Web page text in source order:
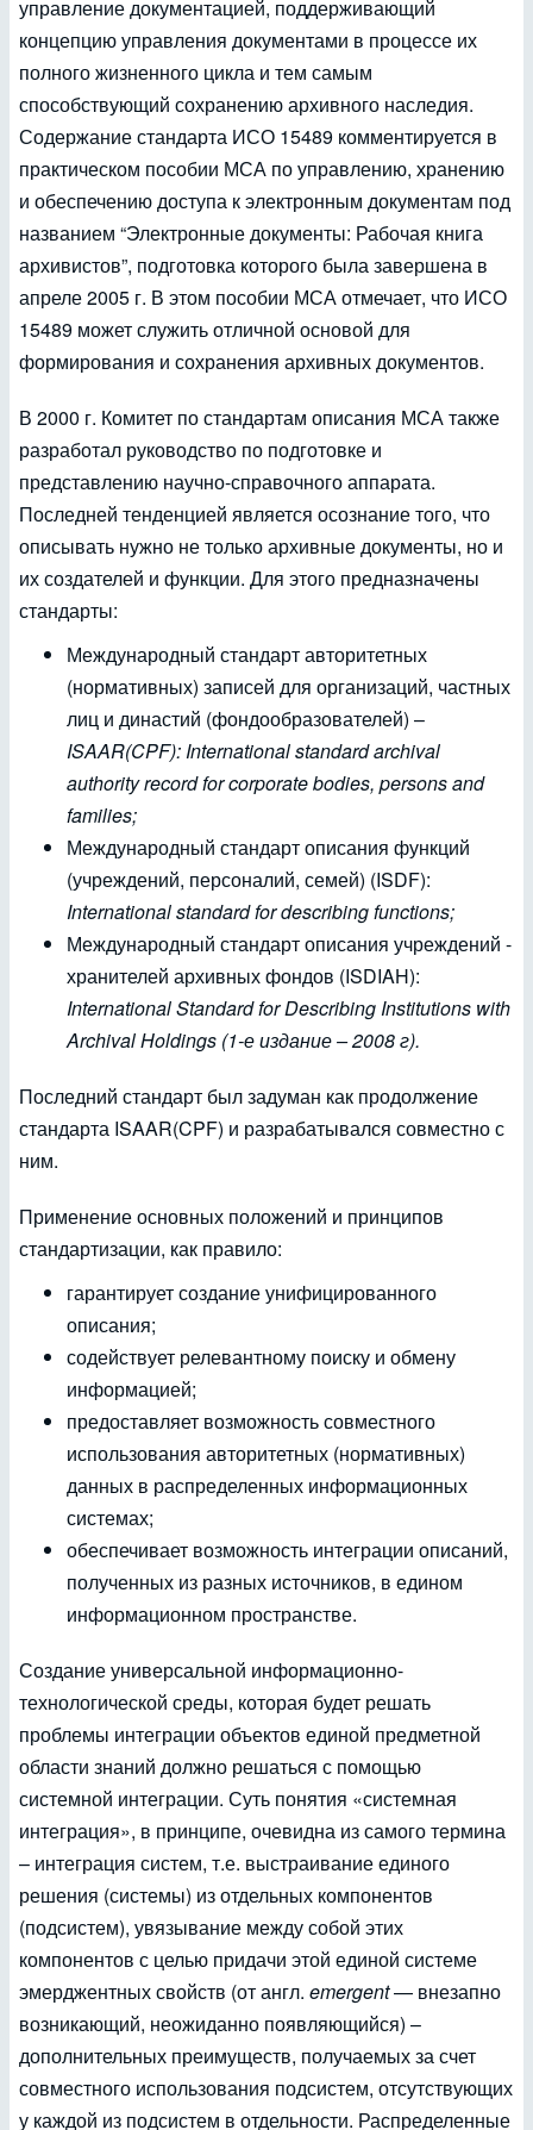
управление документацией, поддерживающий
концепцию управления документами в процессе их
полного жизненного цикла и тем самым
способствующий сохранению архивного наследия.
Содержание стандарта ИСО 15489 комментируется в
практическом пособии МСА по управлению, хранению
и обеспечению доступа к электронным документам под
названием “Электронные документы: Рабочая книга
архивистов”, подготовка которого была завершена в
апреле 2005 г. В этом пособии МСА отмечает, что ИСО
15489 может служить отличной основой для
формирования и сохранения архивных документов.
В 2000 г. Комитет по стандартам описания МСА также
разработал руководство по подготовке и
представлению научно-справочного аппарата.
Последней тенденцией является осознание того, что
описывать нужно не только архивные документы, но и
их создателей и функции. Для этого предназначены
стандарты:
Международный стандарт авторитетных
(нормативных) записей для организаций, частных
лиц и династий (фондообразователей) –
ISAAR(CPF): Internationalstandardarchival
authorityrecordforcorporatebodies, personsand
families;
Международный стандарт описания функций
(учреждений, персоналий, семей) (ISDF):
International standard fordescribingfunctions;
Международный стандарт описания учреждений -
хранителей архивных фондов (ISDIAH):
International Standard for Describing Institutions with
Archival Holdings (1-е издание – 2008 г).
Последний стандарт был задуман как продолжение
стандарта ISAAR(CPF) и разрабатывался совместно с
ним.
Применение основных положений и принципов
стандартизации, как правило:
гарантирует создание унифицированного
описания;
содействует релевантному поиску и обмену
информацией;
предоставляет возможность совместного
использования авторитетных (нормативных)
данных в распределенных информационных
системах;
обеспечивает возможность интеграции описаний,
полученных из разных источников, в едином
информационном пространстве.
Создание универсальной информационно-
технологической среды, которая будет решать
проблемы интеграции объектов единой предметной
области знаний должно решаться с помощью
системной интеграции. Суть понятия «системная
интеграция», в принципе, очевидна из самого термина
– интеграция систем, т.е. выстраивание единого
решения (системы) из отдельных компонентов
(подсистем), увязывание между собой этих
компонентов с целью придачи этой единой системе
эмерджентных свойств (от англ. emergent— внезапно
возникающий, неожиданно появляющийся) –
дополнительных преимуществ, получаемых за счет
совместного использования подсистем, отсутствующих
у каждой из подсистем в отдельности. Распределенные